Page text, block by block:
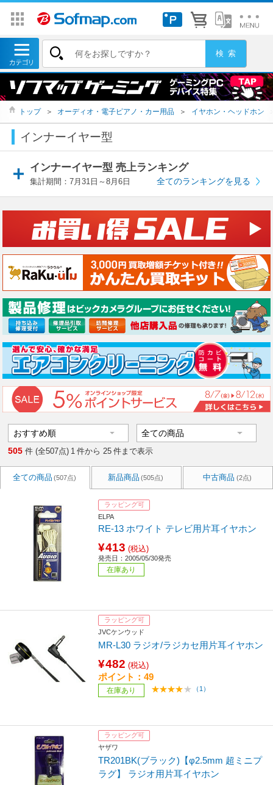
トップ ＞ オーディオ・電子ピアノ・カー用品 ＞ イヤホン・ヘッドホン
インナーイヤー型
インナーイヤー型 売上ランキング
集計期間：7月31日～8月6日 全てのランキングを見る
505 件 (全507点) 1 件から 25 件まで表示
全ての商品 (507点) 新品商品 (505点) 中古商品 (2点)
ラッピング可
ELPA
RE-13 ホワイト テレビ用片耳イヤホン
¥413 (税込)
発売日：2005/05/30発売
在庫あり
ラッピング可
JVCケンウッド
MR-L30 ラジオ/ラジカセ用片耳イヤホン
¥482 (税込)
ポイント：49
在庫あり （1）
ラッピング可
ヤザワ
TR201BK(ブラック)【φ2.5mm 超ミニプ
ラグ】 ラジオ用片耳イヤホン